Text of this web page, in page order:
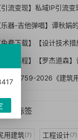
引流变现】私域IP引流
乐器-吉他弹唱】谭秋娟
热门标签
用建筑(7) 工程设计(7)